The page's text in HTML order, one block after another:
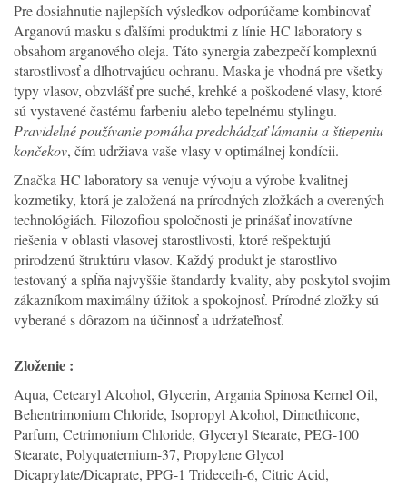
Pre dosiahnutie najlepších výsledkov odporúčame kombinovať
Arganovú masku s ďalšími produktmi z línie HC laboratory s
obsahom arganového oleja. Táto synergia zabezpečí komplexnú
starostlivosť a dlhotrvajúcu ochranu. Maska je vhodná pre všetky
typy vlasov, obzvlášť pre suché, krehké a poškodené vlasy, ktoré
sú vystavené častému farbeniu alebo tepelnému stylingu.
Pravidelné používanie pomáha predchádzať lámaniu a štiepeniu
končekov, čím udržiava vaše vlasy v optimálnej kondícii.
Značka HC laboratory sa venuje vývoju a výrobe kvalitnej
kozmetiky, ktorá je založená na prírodných zložkách a overených
technológiách. Filozofiou spoločnosti je prinášať inovatívne
riešenia v oblasti vlasovej starostlivosti, ktoré rešpektujú
prirodzenú štruktúru vlasov. Každý produkt je starostlivo
testovaný a spĺňa najvyššie štandardy kvality, aby poskytol svojim
zákazníkom maximálny úžitok a spokojnosť. Prírodné zložky sú
vyberané s dôrazom na účinnosť a udržateľnosť.
Zloženie :
Aqua, Cetearyl Alcohol, Glycerin, Argania Spinosa Kernel Oil,
Behentrimonium Chloride, Isopropyl Alcohol, Dimethicone,
Parfum, Cetrimonium Chloride, Glyceryl Stearate, PEG-100
Stearate, Polyquaternium-37, Propylene Glycol
Dicaprylate/Dicaprate, PPG-1 Trideceth-6, Citric Acid,